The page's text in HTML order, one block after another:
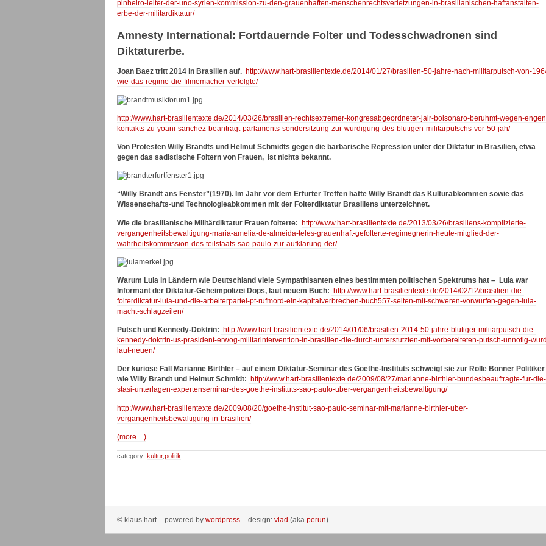
pinheiro-leiter-der-uno-syrien-kommission-zu-den-grauenhaften-menschenrechtsverletzungen-in-brasilianischen-haftanstalten-
erbe-der-militardiktatur/
Amnesty International: Fortdauernde Folter und Todesschwadronen sind
Diktaturerbe.
Joan Baez tritt 2014 in Brasilien auf. http://www.hart-brasilientexte.de/2014/01/27/brasilien-50-jahre-nach-militarputsch-von-
wie-das-regime-die-filmemacher-verfolgte/
http://www.hart-brasilientexte.de/2014/03/26/brasilien-rechtsextremer-kongresabgeordneter-jair-bolsonaro-beruhmt-wegen-
kontakts-zu-yoani-sanchez-beantragt-parlaments-sondersitzung-zur-wurdigung-des-blutigen-militarputschs-vor-50-jah/
Von Protesten Willy Brandts und Helmut Schmidts gegen die barbarische Repression unter der Diktatur in Brasilien, etwa
gegen das sadistische Foltern von Frauen, ist nichts bekannt.
“Willy Brandt ans Fenster”(1970). Im Jahr vor dem Erfurter Treffen hatte Willy Brandt das Kulturabkommen sowie das
Wissenschafts-und Technologieabkommen mit der Folterdiktatur Brasiliens unterzeichnet.
Wie die brasilianische Militärdiktatur Frauen folterte: http://www.hart-brasilientexte.de/2013/03/26/brasiliens-komplizierte-
vergangenheitsbewaltigung-maria-amelia-de-almeida-teles-grauenhaft-gefolterte-regimegnerin-heute-mitglied-der-
wahrheitskommission-des-teilstaats-sao-paulo-zur-aufklarung-der/
Warum Lula in Ländern wie Deutschland viele Sympathisanten eines bestimmten politischen Spektrums hat – Lula war
Informant der Diktatur-Geheimpolizei Dops, laut neuem Buch: http://www.hart-brasilientexte.de/2014/02/12/brasilien-die-
folterdiktatur-lula-und-die-arbeiterpartei-pt-rufmord-ein-kapitalverbrechen-buch557-seiten-mit-schweren-vorwurfen-gegen-lula-
macht-schlagzeilen/
Putsch und Kennedy-Doktrin: http://www.hart-brasilientexte.de/2014/01/06/brasilien-2014-50-jahre-blutiger-militarputsch-die-
kennedy-doktrin-us-prasident-erwog-militarintervention-in-brasilien-die-durch-unterstutzten-mit-vorbereiteten-putsch-unnotig-
laut-neuen/
Der kuriose Fall Marianne Birthler – auf einem Diktatur-Seminar des Goethe-Instituts schweigt sie zur Rolle Bonner Politiker
wie Willy Brandt und Helmut Schmidt: http://www.hart-brasilientexte.de/2009/08/27/marianne-birthler-bundesbeauftragte-fur-die-
stasi-unterlagen-expertenseminar-des-goethe-instituts-sao-paulo-uber-vergangenheitsbewaltigung/
http://www.hart-brasilientexte.de/2009/08/20/goethe-institut-sao-paulo-seminar-mit-marianne-birthler-uber-
vergangenheitsbewaltigung-in-brasilien/
(more…)
category: kultur,politik
© klaus hart – powered by wordpress – design: vlad (aka perun)